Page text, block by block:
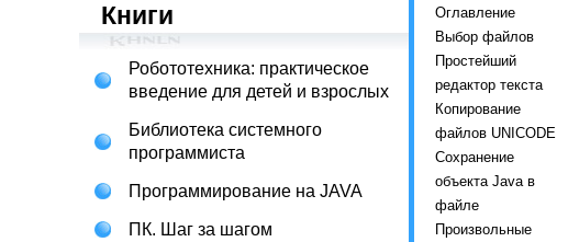
Книги
Робототехника: практическое
введение для детей и взрослых
Библиотека системного
программиста
Программирование на JAVA
ПК. Шаг за шагом
Оглавление
Выбор файлов
Простейший
редактор текста
Копирование
файлов UNICODE
Сохранение
объекта Java в
файле
Произвольные